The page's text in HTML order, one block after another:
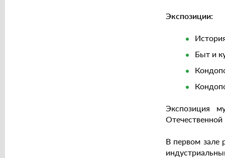
Экспозиции:
Быт и
Экспозиция
В первом зале